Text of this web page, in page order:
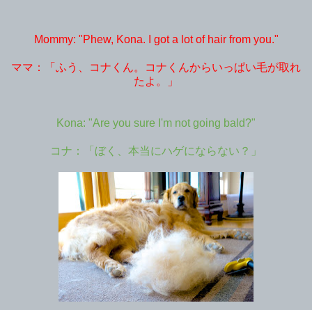
Mommy: "Phew, Kona. I got a lot of hair from you."
ママ：「ふう、コナくん。コナくんからいっぱい毛が取れ
たよ。」
Kona: "Are you sure I'm not going bald?"
コナ：「ぼく、本当にハゲにならない？」